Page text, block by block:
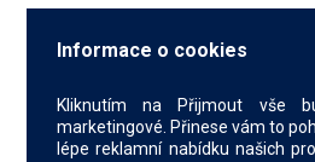
Informace o cookies
Kliknutím na Přijmout vše
marketingové. Přinese vám to
lépe reklamní nabídku našich